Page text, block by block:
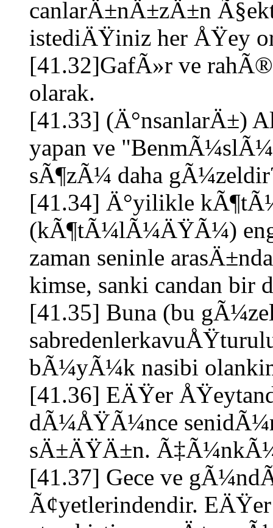
canlarÄ±nÄ±zÄ±n
istediÄŸiniz her ÅŸey
[41.32]GafÃ»r ve
olarak.
[41.33] (Ä°nsanlarÄ±)
yapan ve
sÃ¶zÃ¼ daha
[41.34] Ä°yilikle
(kÃ¶tÃ¼lÃ¼ÄŸÃ¼)
zaman seninle
kimse, sanki candan bir
[41.35] Buna (bu
bÃ¼yÃ¼k nasibi
[41.36] EÄŸer
dÃ¼ÅŸÃ¼nce
sÄ±ÄŸÄ±n.
[41.37] Gece ve
Ã¢yetlerindendir.